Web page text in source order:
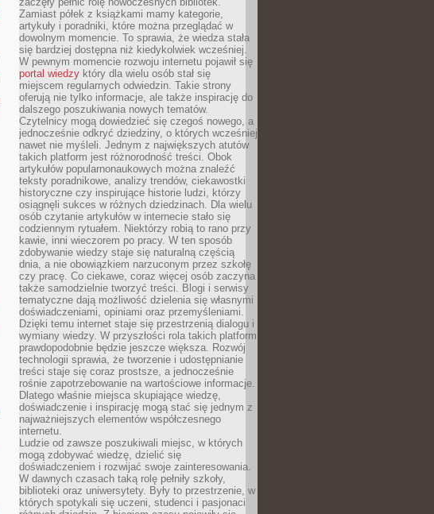
Zamiast półek z książkami mamy kategorie,
artykuły i poradniki, które można przeglądać w
dowolnym momencie. To sprawia, że wiedza stała
się bardziej dostępna niż kiedykolwiek wcześniej.
W pewnym momencie rozwoju internetu pojawił się
portal wiedzy który dla wielu osób stał się
miejscem regularnych odwiedzin. Takie strony
oferują nie tylko informacje, ale także inspirację do
dalszego poszukiwania nowych tematów.
Czytelnicy mogą dowiedzieć się czegoś nowego, a
jednocześnie odkryć dziedziny, o których wcześniej
nawet nie myśleli. Jednym z największych atutów
takich platform jest różnorodność treści. Obok
artykułów popularnonaukowych można znaleźć
teksty poradnikowe, analizy trendów, ciekawostki
historyczne czy inspirujące historie ludzi, którzy
osiągnęli sukces w różnych dziedzinach. Dla wielu
osób czytanie artykułów w internecie stało się
codziennym rytuałem. Niektórzy robią to rano przy
kawie, inni wieczorem po pracy. W ten sposób
zdobywanie wiedzy staje się naturalną częścią
dnia, a nie obowiązkiem narzuconym przez szkołę
czy pracę. Co ciekawe, coraz więcej osób zaczyna
także samodzielnie tworzyć treści. Blogi i serwisy
tematyczne dają możliwość dzielenia się własnymi
doświadczeniami, opiniami oraz przemyśleniami.
Dzięki temu internet staje się przestrzenią dialogu i
wymiany wiedzy. W przyszłości rola takich platform
prawdopodobnie będzie jeszcze większa. Rozwój
technologii sprawia, że tworzenie i udostępnianie
treści staje się coraz prostsze, a jednocześnie
rośnie zapotrzebowanie na wartościowe informacje.
Dlatego właśnie miejsca skupiające wiedzę,
doświadczenie i inspirację mogą stać się jednym z
najważniejszych elementów współczesnego
internetu.
Ludzie od zawsze poszukiwali miejsc, w których
mogą zdobywać wiedzę, dzielić się
doświadczeniem i rozwijać swoje zainteresowania.
W dawnych czasach taką rolę pełniły szkoły,
biblioteki oraz uniwersytety. Były to przestrzenie, w
których spotykali się uczeni, studenci i pasjonaci